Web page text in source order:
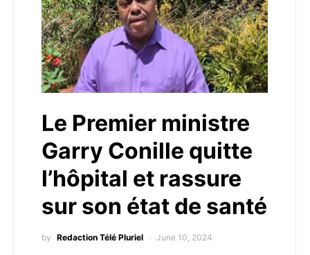
Le Premier ministre
Garry Conille quitte
l’hôpital et rassure
sur son état de santé
by Redaction Télé Pluriel June 10, 2024